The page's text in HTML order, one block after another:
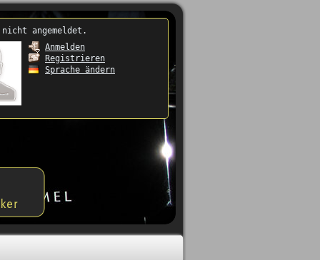
angemeldet.
Anmelden
Registrieren
Sprache ändern